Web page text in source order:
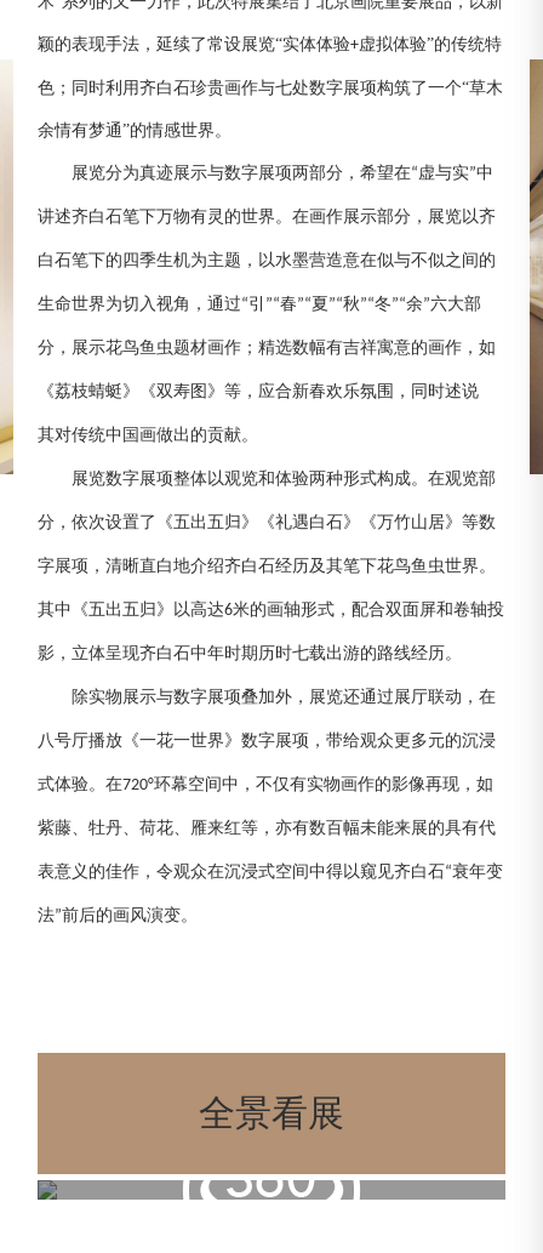
颖的表现手法，延续了常设展览“实体体验+虚拟体验”的传统特
色；同时利用齐白石珍贵画作与七处数字展项构筑了一个“草木
余情有梦通”的情感世界。
展览分为真迹展示与数字展项两部分，希望在“虚与实”中
讲述齐白石笔下万物有灵的世界。在画作展示部分，展览以齐
白石笔下的四季生机为主题，以水墨营造意在似与不似之间的
生命世界为切入视角，通过“引 ”“春”“夏 ”“秋”“冬”“余”六大部
分，展示花鸟鱼虫题材画作；精选数幅有吉祥寓意的画作，如
《荔枝蜻蜓》《双寿图》等，应合新春欢乐氛围，同时述说
其对传统中国画做出的贡献。
展览数字展项整体以观览和体验两种形式构成。在观览部
分 ，依次设置了《五出五归》《礼遇白石》《万竹山居》等数
字展项，清晰直白地介绍齐白石经历及其笔下花鸟鱼虫世界。
其中《五出五归》以高达6米的画轴形式，配合双面屏和卷轴投
影，立体呈现齐白石中年时期历时七载出游的路线经历。
除实物展示与数字展项叠加外，展览还通过展厅联动，在
八号厅播放《一花一世界》数字展项，带给观众更多元的沉浸
式体验。在720°环幕空间中，不仅有实物画作的影像再现，如
紫藤、牡丹、荷花、雁来红等，亦有数百幅未能来展的具有代
表意义的佳作，令观众在沉浸式空间中得以窥见齐白石“衰年变
法”前后的画风演变。
全景看展